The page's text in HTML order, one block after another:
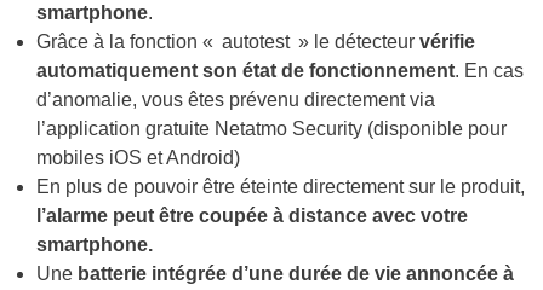
smartphone.
Grâce à la fonction « autotest » le détecteurvérifie
automatiquement son état de fonctionnement. En cas
d’anomalie, vous êtes prévenu directement via
l’application gratuite Netatmo Security (disponible pour
mobiles iOS et Android)
En plus de pouvoir être éteinte directement sur le produit,
l’alarme peut être coupée à distance avec votre
smartphone.
Une batterie intégrée d’une durée de vie annoncée à